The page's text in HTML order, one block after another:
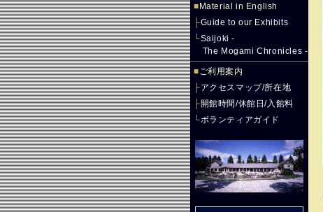
■ Material in English
├Guide to our Exhibits
└Saijoki -
The Mogami Chronicles -
■ご利用案内
├アクセスマップ/所在地
├開館時間/休館日/入館料
└ボランティアガイド